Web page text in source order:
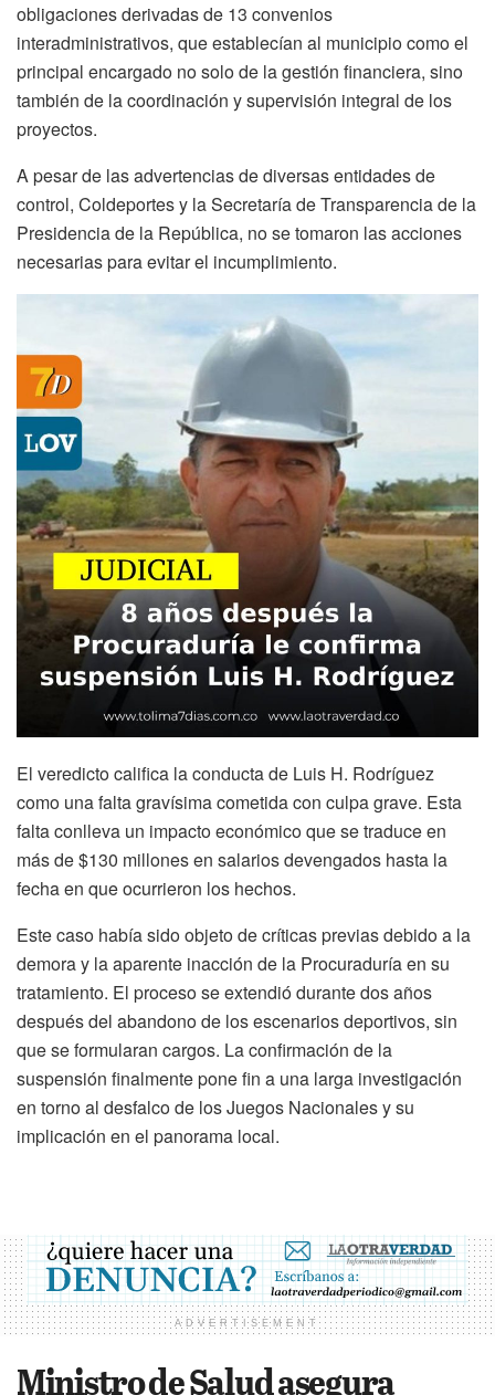
obligaciones derivadas de 13 convenios
interadministrativos, que establecían al municipio como el
principal encargado no solo de la gestión financiera, sino
también de la coordinación y supervisión integral de los
proyectos.
A pesar de las advertencias de diversas entidades de
control, Coldeportes y la Secretaría de Transparencia de la
Presidencia de la República, no se tomaron las acciones
necesarias para evitar el incumplimiento.
El veredicto califica la conducta de Luis H. Rodríguez
como una falta gravísima cometida con culpa grave. Esta
falta conlleva un impacto económico que se traduce en
más de $130 millones en salarios devengados hasta la
fecha en que ocurrieron los hechos.
Este caso había sido objeto de críticas previas debido a la
demora y la aparente inacción de la Procuraduría en su
tratamiento. El proceso se extendió durante dos años
después del abandono de los escenarios deportivos, sin
que se formularan cargos. La confirmación de la
suspensión finalmente pone fin a una larga investigación
en torno al desfalco de los Juegos Nacionales y su
implicación en el panorama local.
ADVERTISEMENT
Ministro de Salud asegura